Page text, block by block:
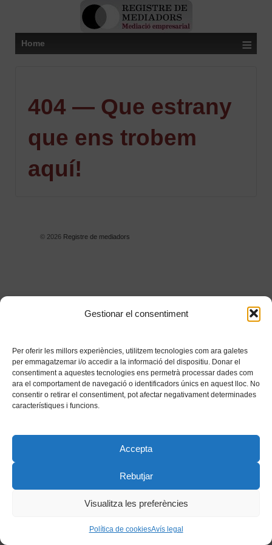
Gestionar el consentiment
Per oferir les millors experiències, utilitzem tecnologies com ara galetes
per emmagatzemar i/o accedir a la informació del dispositiu. Donar el
consentiment a aquestes tecnologies ens permetrà processar dades com
ara el comportament de navegació o identificadors únics en aquest lloc. No
consentir o retirar el consentiment, pot afectar negativament determinades
característiques i funcions.
Accepta
Rebutjar
Visualitza les preferències
Política de cookiesAvís legal
Home ≡
404 — Que estrany
que ens trobem
aquí!
© 2026Registre de mediadors